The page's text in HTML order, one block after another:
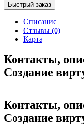
Быстрый заказ
Описание
Отзывы (0)
Карта
Контакты,
Создание
Контакты,
Создание